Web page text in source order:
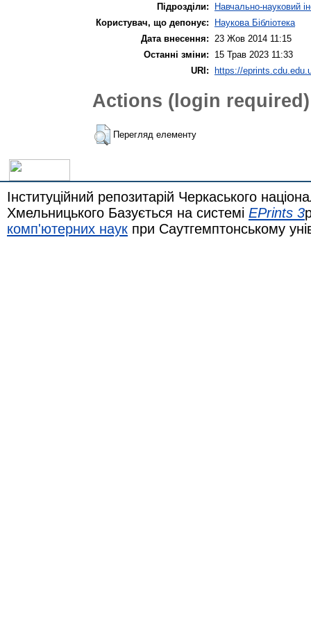
Підрозділи:
Навчально-науковий
Користувач, що депонує:
Наукова Бібліотека
Дата внесення:
23 Жов 2014 11:15
Останні зміни:
15 Трав 2023 11:33
URI: https://
Actions (login required)
Перегляд елементу
Інституційний репозитарій Черкаського
Хмельницького Базується на системі EPrints 3
комп'ютерних наук при Саутгемптонському